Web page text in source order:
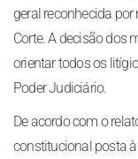
geral reconhecida
Corte. A decisão dos
orientar todos os
Poder Judiciário.
De acordo com o
constitucional posta